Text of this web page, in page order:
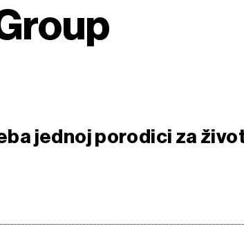
jednoj porodici za